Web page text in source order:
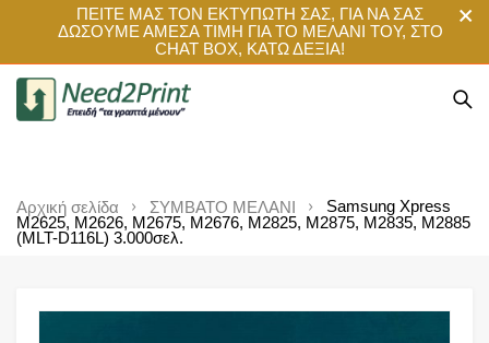
ΠΕΙΤΕ ΜΑΣ ΤΟΝ ΕΚΤΥΠΩΤΗ ΣΑΣ, ΓΙΑ ΝΑ ΣΑΣ
ΔΩΣΟΥΜΕ ΑΜΕΣΑ ΤΙΜΗ ΓΙΑ ΤΟ ΜΕΛΑΝΙ ΤΟΥ, ΣΤΟ
CHAT BOX, ΚΑΤΩ ΔΕΞΙΑ!
Αρχική σελίδα ΣΥΜΒΑΤΟ ΜΕΛΑΝΙ
Samsung Xpress
M2625, M2626, M2675, M2676, M2825, M2875, M2835, M2885
(MLT-D116L) 3.000σελ.